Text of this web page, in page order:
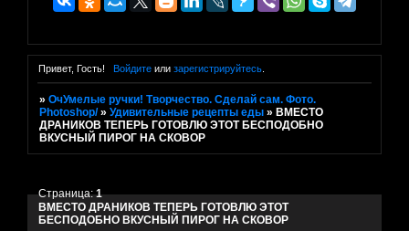
Привет, Гость! Войдитеили зарегистрируйтесь.
»ОчУмелые ручки! Творчество. Сделай сам. Фото.
Photoshop/ »Удивительные рецепты еды » ВМЕСТО
ДРАНИКОВ ТЕПЕРЬ ГОТОВЛЮ ЭТОТ БЕСПОДОБНО
ВКУСНЫЙ ПИРОГ НА СКОВОР
ВМЕСТО ДРАНИКОВ ТЕПЕРЬ ГОТОВЛЮ ЭТОТ
БЕСПОДОБНО ВКУСНЫЙ ПИРОГ НА СКОВОР
Страница:1